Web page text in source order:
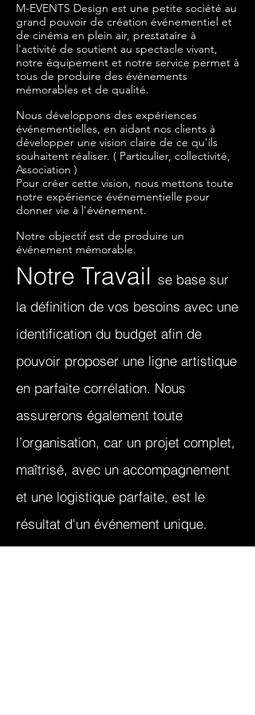
M-EVENTS Design est une petite société au
grand pouvoir de création événementiel et
de cinéma en plein air, prestataire à
l'activité de soutient au spectacle vivant,
notre équipement et notre service permet à
tous de produire des événements
mémorables et de qualité.
Nous développons des expériences
événementielles, en aidant nos clients à
développer une vision claire de ce qu'ils
souhaitent réaliser. ( Particulier, collectivité,
Association )
Pour créer cette vision, nous mettons toute
notre expérience événementielle pour
donner vie à l'événement.
Notre objectif est de produire un
événement mémorable.
Notre Travail se base sur
la définition de vos besoins avec une
identification du budget afin de
pouvoir proposer une ligne artistique
en parfaite corrélation. Nous
assurerons également toute
l’organisation, car un projet complet,
maîtrisé, avec un accompagnement
et une logistique parfaite, est le
résultat d'un événement unique.